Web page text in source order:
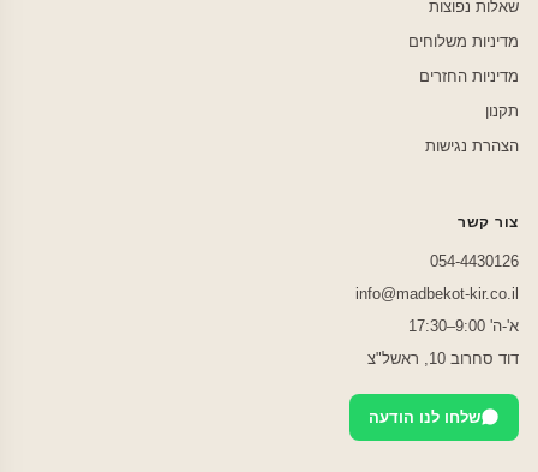
שאלות נפוצות
מדיניות משלוחים
מדיניות החזרים
תקנון
הצהרת נגישות
צור קשר
054-4430126
info@madbekot-kir.co.il
א'-ה' 9:00–17:30
דוד סחרוב 10, ראשל"צ
שלחו לנו הודעה